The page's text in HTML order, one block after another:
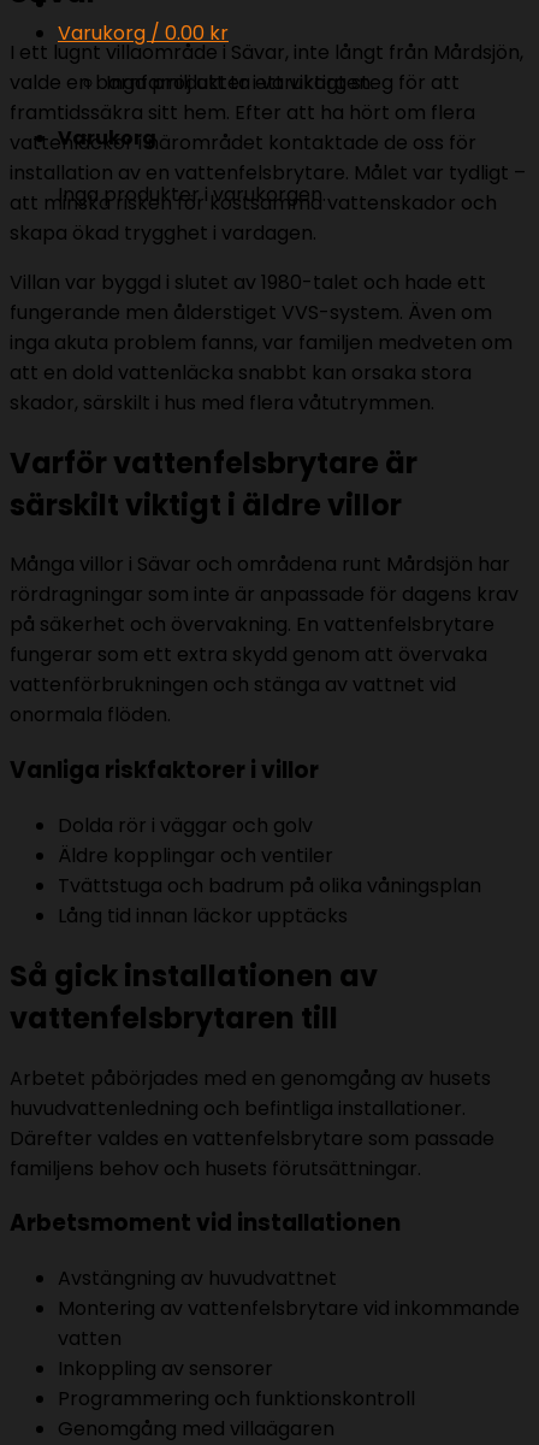
Varukorg / 0.00 kr
Inga produkter i varukorgen.
Varukorg
Inga produkter i varukorgen.
I ett lugnt villaområde i Sävar, inte långt från Mårdsjön,
valde en barnfamilj att ta ett viktigt steg för att
framtidssäkra sitt hem. Efter att ha hört om flera
vattenläckor i närområdet kontaktade de oss för
installation av en vattenfelsbrytare. Målet var tydligt –
att minska risken för kostsamma vattenskador och
skapa ökad trygghet i vardagen.
Villan var byggd i slutet av 1980-talet och hade ett
fungerande men ålderstiget VVS-system. Även om
inga akuta problem fanns, var familjen medveten om
att en dold vattenläcka snabbt kan orsaka stora
skador, särskilt i hus med flera våtutrymmen.
Varför vattenfelsbrytare är
särskilt viktigt i äldre villor
Många villor i Sävar och områdena runt Mårdsjön har
rördragningar som inte är anpassade för dagens krav
på säkerhet och övervakning. En vattenfelsbrytare
fungerar som ett extra skydd genom att övervaka
vattenförbrukningen och stänga av vattnet vid
onormala flöden.
Vanliga riskfaktorer i villor
Dolda rör i väggar och golv
Äldre kopplingar och ventiler
Tvättstuga och badrum på olika våningsplan
Lång tid innan läckor upptäcks
Så gick installationen av
vattenfelsbrytaren till
Arbetet påbörjades med en genomgång av husets
huvudvattenledning och befintliga installationer.
Därefter valdes en vattenfelsbrytare som passade
familjens behov och husets förutsättningar.
Arbetsmoment vid installationen
Avstängning av huvudvattnet
Montering av vattenfelsbrytare vid inkommande
vatten
Inkoppling av sensorer
Programmering och funktionskontroll
Genomgång med villaägaren